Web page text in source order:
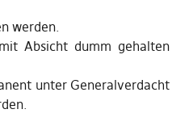
werden.
Absicht dumm gehalten
unter Generalverdacht